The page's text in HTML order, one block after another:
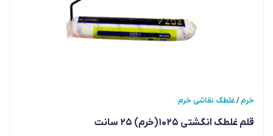
خرم/غلطک نقاشی خرم
قلم غلطک انگشتی 1025(خرم) 25 سانت